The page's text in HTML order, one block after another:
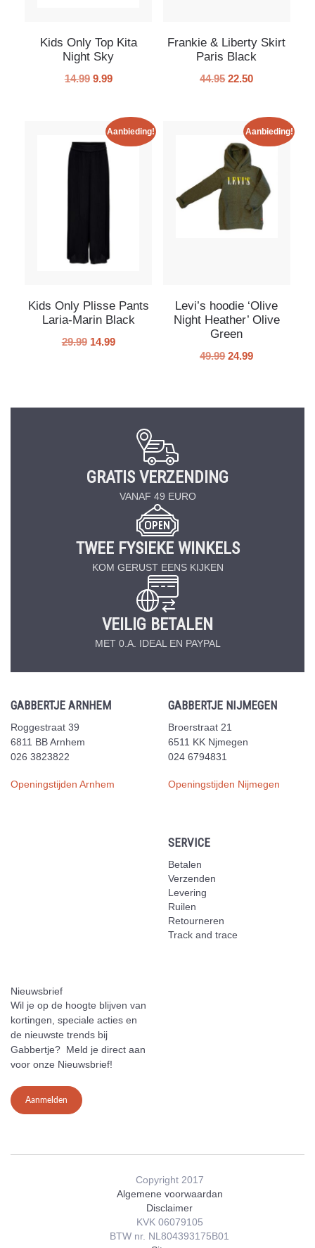
Kids Only Top Kita
Night Sky
14.99 9.99
Frankie & Liberty Skirt
Paris Black
44.95 22.50
Aanbieding!
Kids Only Plisse Pants
Laria-Marin Black
29.99 14.99
Aanbieding!
Levi’s hoodie ‘Olive
Night Heather’ Olive
Green
49.99 24.99
GRATIS VERZENDING
VANAF 49 EURO
TWEE FYSIEKE WINKELS
KOM GERUST EENS KIJKEN
VEILIG BETALEN
MET 0.A. IDEAL EN PAYPAL
GABBERTJE ARNHEM
Roggestraat 39
6811 BB Arnhem
026 3823822
Openingstijden Arnhem
GABBERTJE NIJMEGEN
Broerstraat 21
6511 KK Njmegen
024 6794831
Openingstijden Nijmegen
SERVICE
Betalen
Verzenden
Levering
Ruilen
Retourneren
Track and trace
Nieuwsbrief
Wil je op de hoogte blijven van
kortingen, speciale acties en
de nieuwste trends bij
Gabbertje? Meld je direct aan
voor onze Nieuwsbrief!
Aanmelden
Copyright 2017
Algemene voorwaardan
Disclaimer
KVK 06079105
BTW nr. NL804393175B01